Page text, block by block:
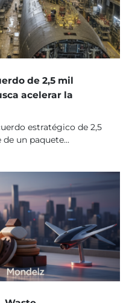
de 2,5 mil
acelerar la
estratégico de 2,5
un paquete...